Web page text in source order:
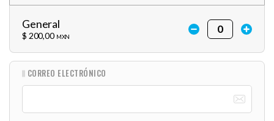
General
$ 200,00 MXN
CORREO ELECTRÓNICO